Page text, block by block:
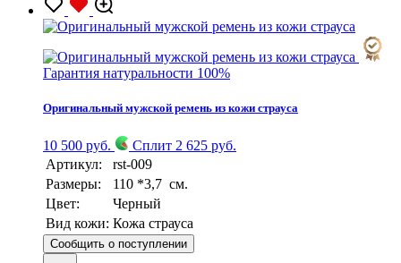
Гарантия натуральности 100%
Оригинальный мужской ремень из кожи страуса
10 500 руб.
Сплит 2 625 руб.
Артикул:
rst-009
Размеры:
110 *3,7 см.
Цвет:
Черный
Вид кожи: Кожа страуса
Сообщить о поступлении